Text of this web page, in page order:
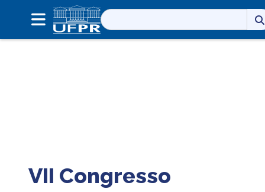
Pesquisar
por:
VII Congresso